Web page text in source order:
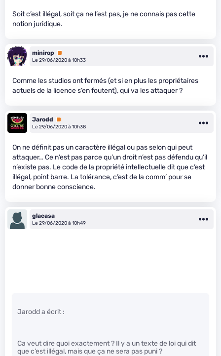
Soit c’est illégal, soit ça ne l’est pas, je ne connais pas cette
notion juridique.
minirop
Premium
Le 29/06/2020 à 10h33
Comme les studios ont fermés (et si en plus les propriétaires
actuels de la licence s’en foutent), qui va les attaquer ?
Jarodd
Premium
Le 29/06/2020 à 10h38
On ne définit pas un caractère illégal ou pas selon qui peut
attaquer… Ce n’est pas parce qu’un droit n’est pas défendu qu’il
n’existe pas. Le code de la propriété intellectuelle dit que c’est
illégal, point barre. La tolérance, c’est de la comm’ pour se
donner bonne conscience.
glacasa
Le 29/06/2020 à 10h49
Jarodd a écrit :
Ca veut dire quoi exactement ? Il y a un texte de loi qui dit
que c’est illégal, mais que ça ne sera pas puni ?